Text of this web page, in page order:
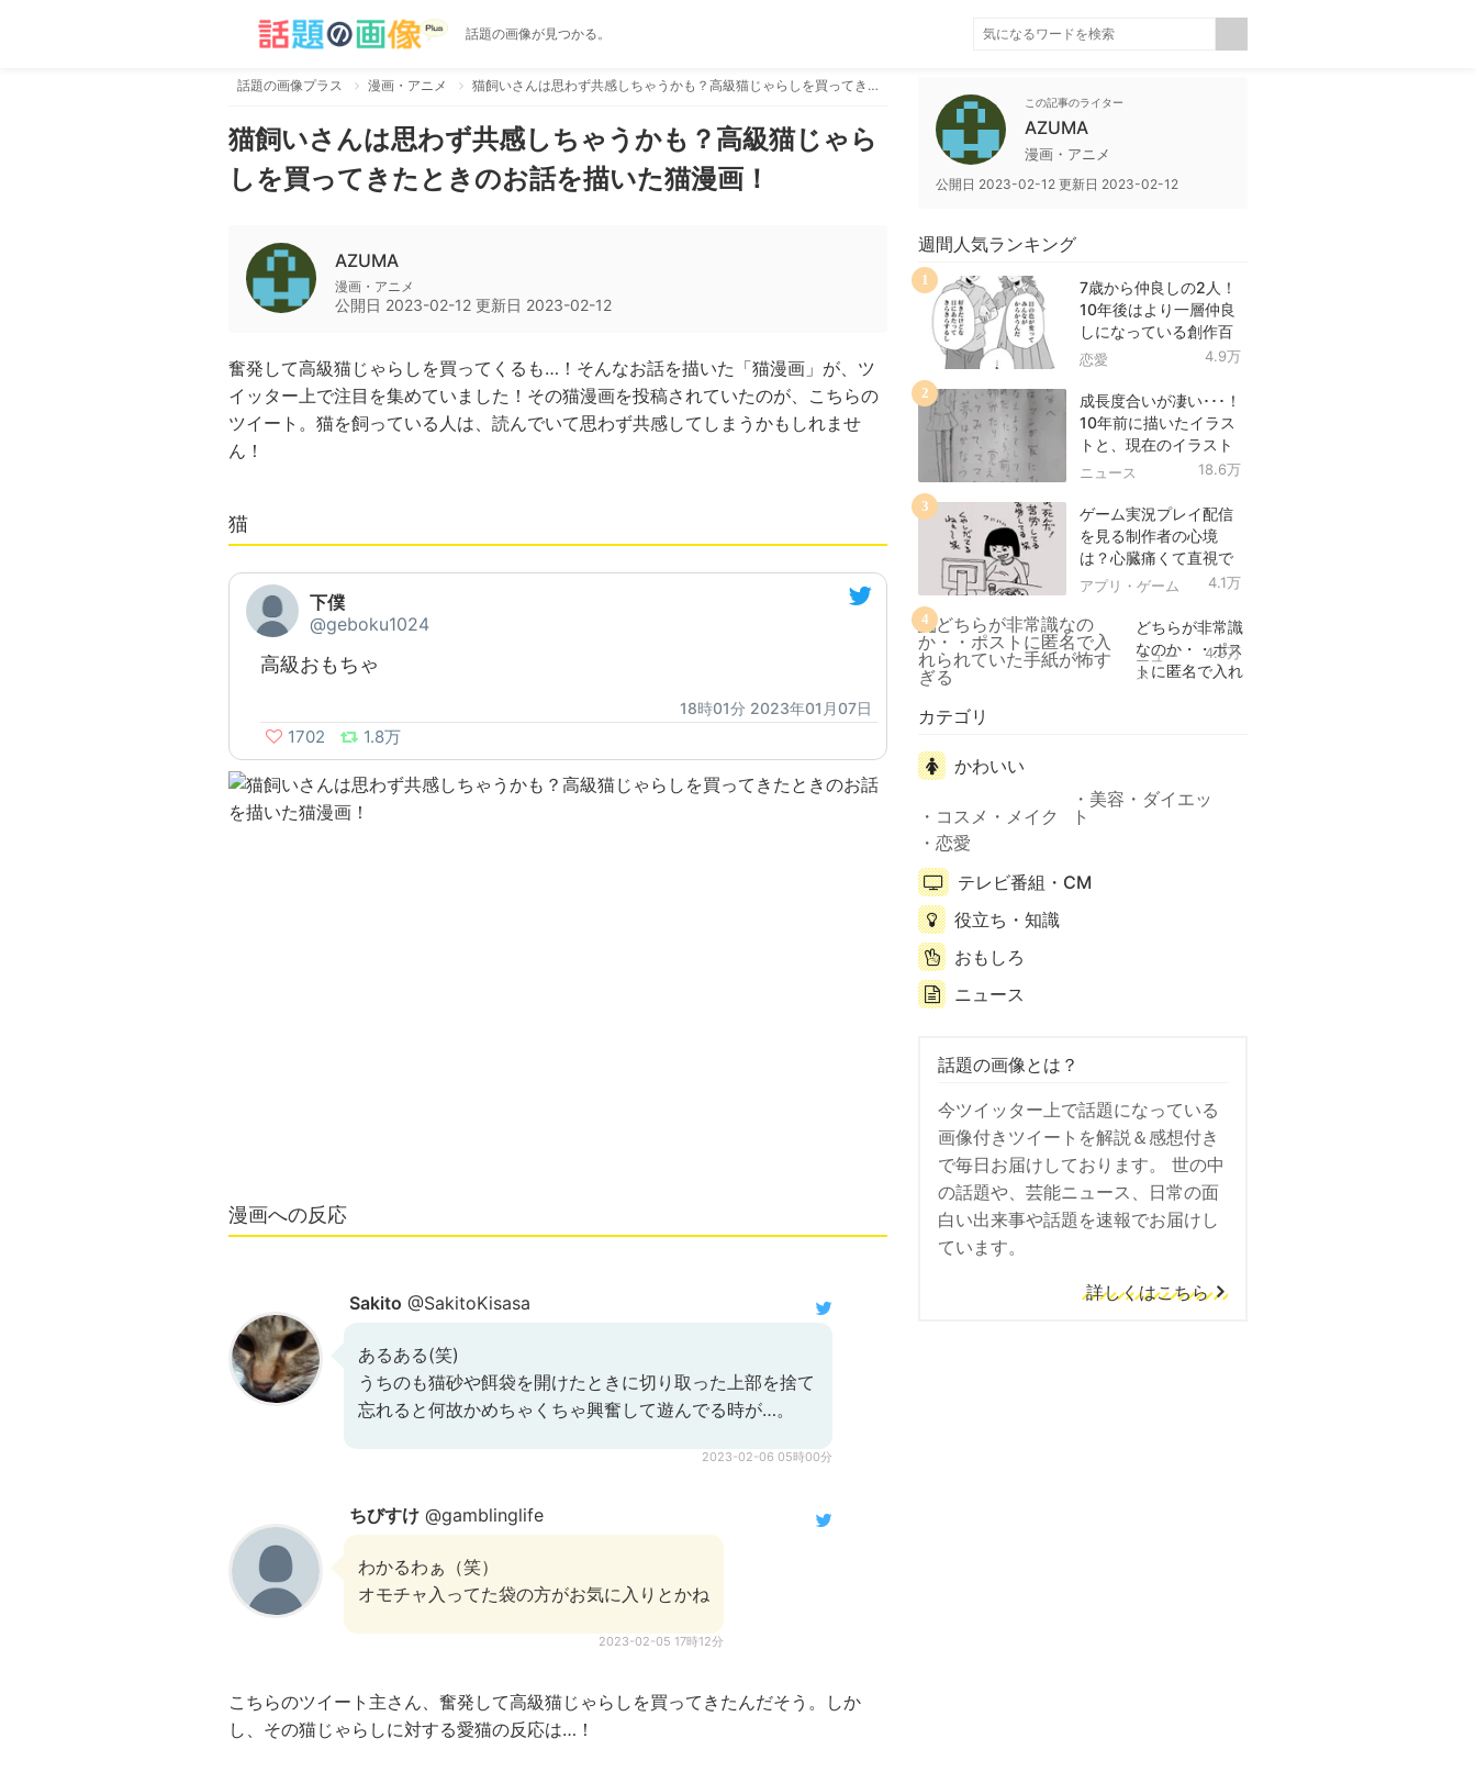
話題の画像が見つかる。
話題の画像プラス 漫画・アニメ 猫飼いさんは思わず共感しちゃうかも？高級猫じゃらしを買ってきたときのお話を描いた猫漫画！
猫飼いさんは思わず共感しちゃうかも？高級猫じゃら
しを買ってきたときのお話を描いた猫漫画！
AZUMA
漫画・アニメ
公開日 2023-02-12 更新日 2023-02-12
奮発して高級猫じゃらしを買ってくるも…！そんなお話を描いた「猫漫画」が、ツ
イッター上で注目を集めていました！その猫漫画を投稿されていたのが、こちらの
ツイート。猫を飼っている人は、読んでいて思わず共感してしまうかもしれませ
ん！
猫
下僕
@geboku1024
高級おもちゃ
18時01分 2023年01月07日
1702 1.8万
漫画への反応
Sakito @SakitoKisasa
あるある(笑)
うちのも猫砂や餌袋を開けたときに切り取った上部を捨て
忘れると何故かめちゃくちゃ興奮して遊んでる時が…。
2023-02-06 05時00分
ちびすけ @gamblinglife
わかるわぁ（笑）
オモチャ入ってた袋の方がお気に入りとかね
2023-02-05 17時12分
こちらのツイート主さん、奮発して高級猫じゃらしを買ってきたんだそう。しか
し、その猫じゃらしに対する愛猫の反応は…！
この記事のライター
AZUMA
漫画・アニメ
公開日 2023-02-12 更新日 2023-02-12
週間人気ランキング
7歳から仲良しの2人！
10年後はより一層仲良
しになっている創作百
合！
恋愛 4.9万
1
成長度合いが凄い･･･！
10年前に描いたイラス
トと、現在のイラスト
を投稿したツイートが
ニュース 18.6万
2
ゲーム実況プレイ配信
を見る制作者の心境
は？心臓痛くて直視で
きなかった！
アプリ・ゲーム 4.1万
3
どちらが非常識
なのか・・ポス
トに匿名で入れ
ニュー
ス
4.9万
4
カテゴリ
かわいい
コスメ・メイク
美容・ダイエッ
ト
恋愛
テレビ番組・CM
役立ち・知識
おもしろ
ニュース
話題の画像とは？
今ツイッター上で話題になっている
画像付きツイートを解説＆感想付き
で毎日お届けしております。 世の中
の話題や、芸能ニュース、日常の面
白い出来事や話題を速報でお届けし
ています。
詳しくはこちら